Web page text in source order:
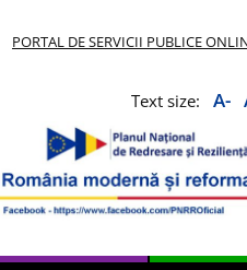
PORTAL DE SERVICII PUBLICE
Text size: A-